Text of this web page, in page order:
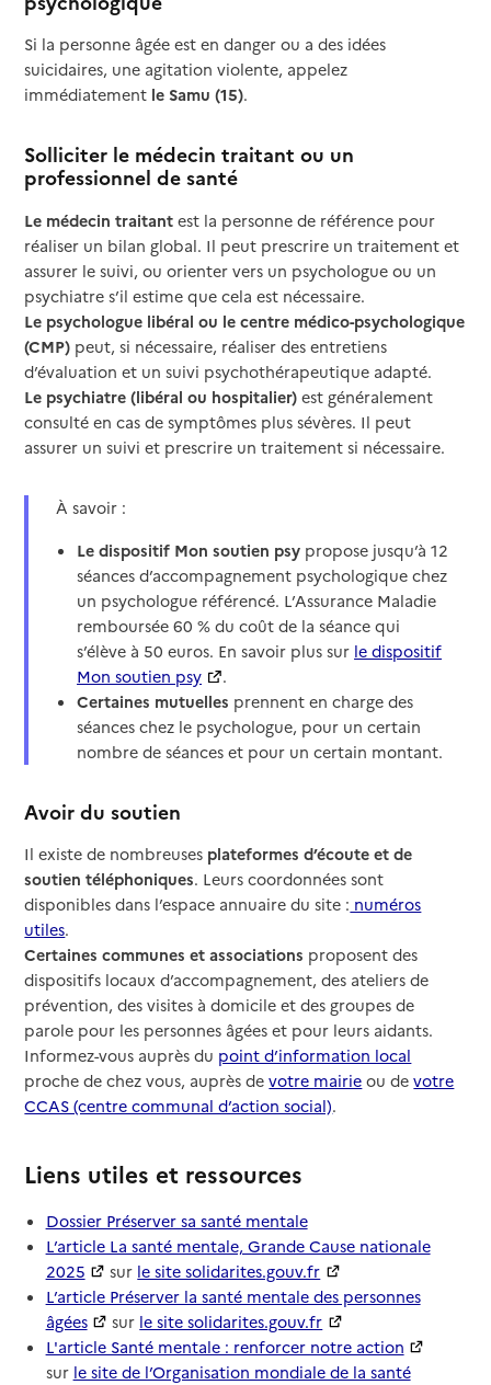
Si la personne âgée est en danger ou a des idées
suicidaires, une agitation violente, appelez
immédiatement le Samu (15).
Solliciter le médecin traitant ou un
professionnel de santé
Le médecin traitant est la personne de référence pour
réaliser un bilan global. Il peut prescrire un traitement et
assurer le suivi, ou orienter vers un psychologue ou un
psychiatre s’il estime que cela est nécessaire.
Le psychologue libéral ou le centre médico-psychologique
(CMP) peut, si nécessaire, réaliser des entretiens
d’évaluation et un suivi psychothérapeutique adapté.
Le psychiatre (libéral ou hospitalier) est généralement
consulté en cas de symptômes plus sévères. Il peut
assurer un suivi et prescrire un traitement si nécessaire.
À savoir :
Le dispositif Mon soutien psy propose jusqu’à 12
séances d’accompagnement psychologique chez
un psychologue référencé. L’Assurance Maladie
remboursée 60 % du coût de la séance qui
s’élève à 50 euros. En savoir plus sur le dispositif
Mon soutien psy
.
Certaines mutuelles prennent en charge des
séances chez le psychologue, pour un certain
nombre de séances et pour un certain montant.
Avoir du soutien
Il existe de nombreuses plateformes d’écoute et de
soutien téléphoniques. Leurs coordonnées sont
disponibles dans l’espace annuaire du site : numéros
utiles.
Certaines communes et associations proposent des
dispositifs locaux d’accompagnement, des ateliers de
prévention, des visites à domicile et des groupes de
parole pour les personnes âgées et pour leurs aidants.
Informez-vous auprès du point d’information local
proche de chez vous, auprès devotre mairie ou devotre
CCAS (centre communal d’action social).
Liens utiles et ressources
Dossier Préserver sa santé mentale
L’article La santé mentale, Grande Cause nationale
2025
sur le site solidarites.gouv.fr
L’article Préserver la santé mentale des personnes
âgées
sur le site solidarites.gouv.fr
L'article Santé mentale : renforcer notre action
sur le site de l’Organisation mondiale de la santé